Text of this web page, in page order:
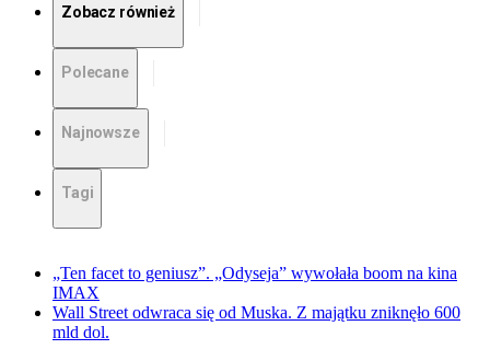
Zobacz również
Polecane
Najnowsze
Tagi
„Ten facet to geniusz”. „Odyseja” wywołała boom na kina
IMAX
Wall Street odwraca się od Muska. Z majątku zniknęło 600
mld dol.